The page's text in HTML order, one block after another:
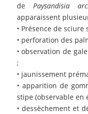
de Paysandisia
apparaissent
• Présence de sciure
• perforation des
• observation de
;
• jaunissement
• apparition de
stipe (observable en
• dessèchement et